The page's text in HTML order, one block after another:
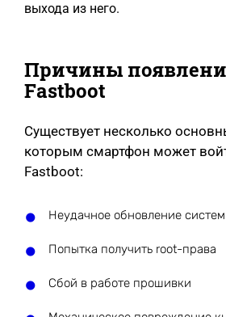
выхода из него.
Причины
Fastboot
Существует несколько
которым смартфон может
Fastboot:
Неудачное обновление
Попытка получить root-права
Сбой в работе прошивки